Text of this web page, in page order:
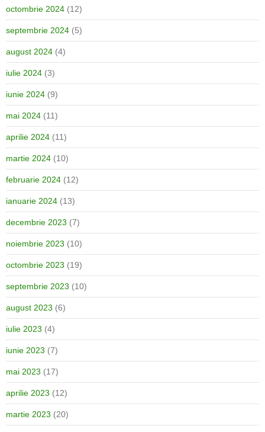
octombrie 2024 (12)
septembrie 2024 (5)
august 2024 (4)
iulie 2024 (3)
iunie 2024 (9)
mai 2024 (11)
aprilie 2024 (11)
martie 2024 (10)
februarie 2024 (12)
ianuarie 2024 (13)
decembrie 2023 (7)
noiembrie 2023 (10)
octombrie 2023 (19)
septembrie 2023 (10)
august 2023 (6)
iulie 2023 (4)
iunie 2023 (7)
mai 2023 (17)
aprilie 2023 (12)
martie 2023 (20)